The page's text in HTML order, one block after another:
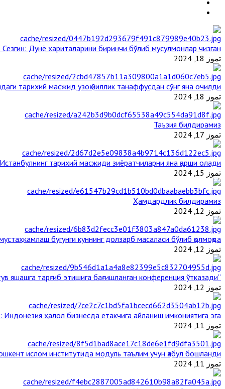
Дунё хариталарини биринчи бўлиб мусулмонлар чизган
تموز 18, 2024
тарихий масжид узоқ йиллик танаффусдан сўнг яна очилди
تموز 18, 2024
Таъзия билдирамиз
تموز 17, 2024
Истанбулнинг тарихий масжиди зиёратчиларни яна қарши олади
تموز 15, 2024
Ҳамдардлик билдирамиз
تموز 12, 2024
бугунги куннинг долзарб масаласи бўлиб қолмоқда
تموز 12, 2024
“Ал-Азҳар” Таиландда динларнинг тинч-тотув яшашга тарғиб этишига бағишланган конференция ўтказади
تموز 12, 2024
ҳалол бизнесда етакчига айланиш имкониятига эга
تموز 11, 2024
ислом институтида модуль таълим учун қабул бошланди
تموز 11, 2024